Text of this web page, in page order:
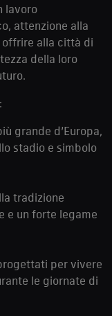
lavoro
attenzione alla
offrire alla città di
della loro
grande d’Europa,
stadio e simbolo
tradizione
e un forte legame
per vivere
le giornate di